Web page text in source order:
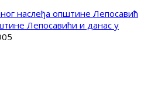
Лепосавићи и данас у